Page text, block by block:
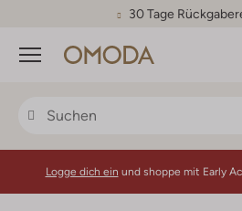
30 Tage
Menü
Logge dich ein und shoppe mit Early